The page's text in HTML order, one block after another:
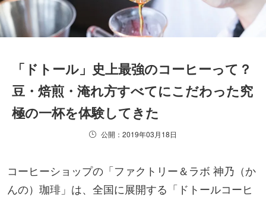
「ドトール」史上最強のコーヒーって？
豆・焙煎・淹れ方すべてにこだわった究
極の一杯を体験してきた
公開：2019年03月18日
コーヒーショップの「ファクトリー＆ラボ 神乃（か
んの）珈琲」は、全国に展開する「ドトールコーヒ